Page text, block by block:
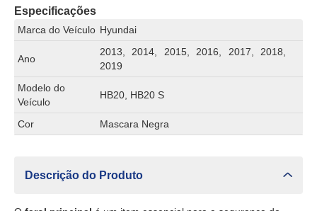
Especificações
Marca do Veículo Hyundai
Ano
2013, 2014, 2015, 2016, 2017, 2018,
2019
Modelo do
Veículo
HB20, HB20 S
Cor Mascara Negra
Descrição do Produto